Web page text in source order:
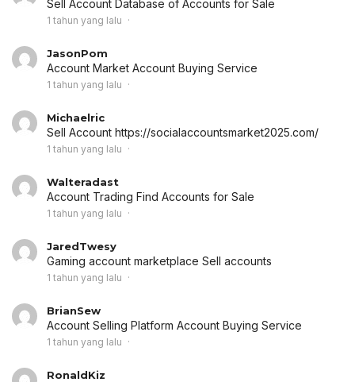
Sell Account Database of Accounts for Sale
1 tahun yang lalu
JasonPom
Account Market Account Buying Service
1 tahun yang lalu
Michaelric
Sell Account https://socialaccountsmarket2025.com/
1 tahun yang lalu
Walteradast
Account Trading Find Accounts for Sale
1 tahun yang lalu
JaredTwesy
Gaming account marketplace Sell accounts
1 tahun yang lalu
BrianSew
Account Selling Platform Account Buying Service
1 tahun yang lalu
RonaldKiz